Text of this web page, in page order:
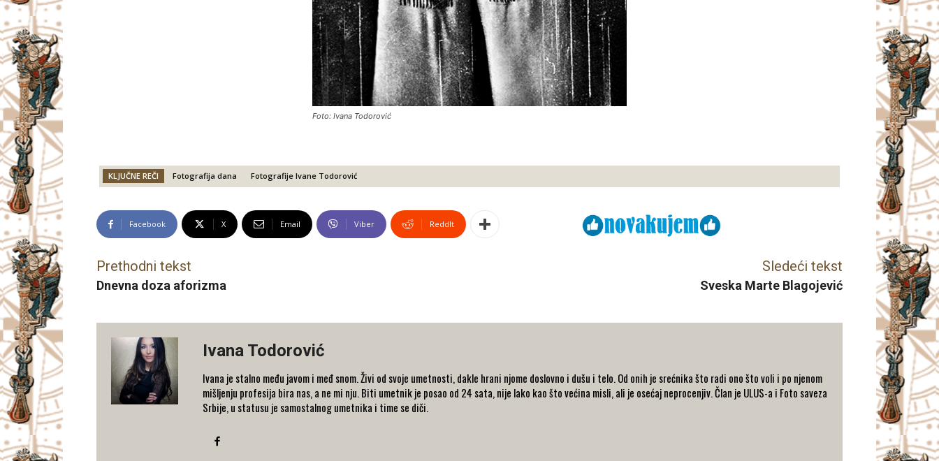
Foto: Ivana Todorović
KLJUČNE REČI Fotografija dana Fotografije Ivane Todorović
Facebook X Email Viber ReddIt
Prethodni tekst
Dnevna doza aforizma
Sledeći tekst
Sveska Marte Blagojević
Ivana Todorović
Ivana je stalno među javom i međ snom. Živi od svoje umetnosti, dakle hrani njome doslovno i dušu i telo. Od onih je srećnika što radi ono što voli i po njenom
mišljenju profesija bira nas, a ne mi nju. Biti umetnik je posao od 24 sata, nije lako kao što većina misli, ali je osećaj neprocenjiv. Član je ULUS-a i Foto saveza
Srbije, u statusu je samostalnog umetnika i time se diči.